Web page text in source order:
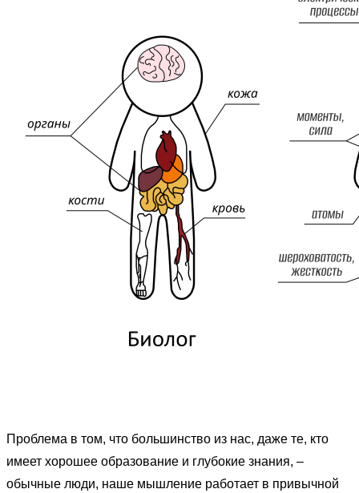
Проблема в том, что большинство из нас, даже те, кто
имеет хорошее образование и глубокие знания, –
обычные люди, наше мышление работает в привычной